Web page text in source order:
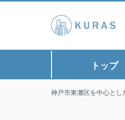
トップ
神戸市東灘区を中心とし